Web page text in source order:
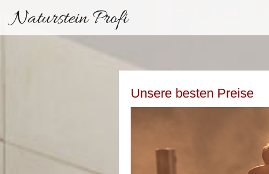
Naturstein Profi
Unsere besten Preise